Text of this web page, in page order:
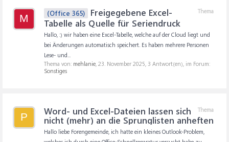
M
Thema
(Office 365)
Freigegebene Excel-
Tabelle als Quelle für Seriendruck
Hallo, :) wir haben eine Excel-Tabelle, welche auf der Cloud liegt und
bei Änderungen automatisch speichert. Es haben mehrere Personen
Lese- und...
Thema von: mehlanie, 23. November 2025, 3 Antwort(en), im Forum:
Sonstiges
P
Thema
Word- und Excel-Dateien lassen sich
nicht (mehr) an die Sprunglisten anheften
Hallo liebe Forengemeinde, ich hatte ein kleines Outlook-Problem,